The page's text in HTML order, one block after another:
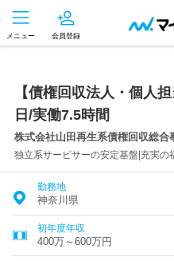
メニュー 会員登録
【債権回収法人・個人
日/実働7.5時間
株式会社山田再生系債権回収総合
独立系サービサーの安定基盤|充実の
勤務地
神奈川県
初年度年収
400万～600万円